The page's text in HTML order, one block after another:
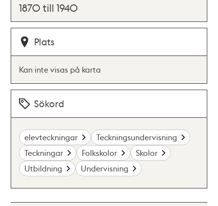
1870 till 1940
Plats
Kan inte visas på karta
Sökord
elevteckningar
Teckningsundervisning
Teckningar
Folkskolor
Skolor
Utbildning
Undervisning